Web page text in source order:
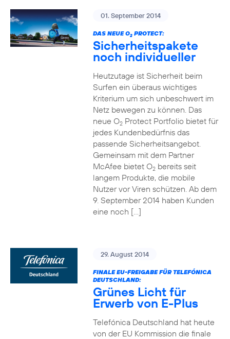
01. September 2014
DAS NEUE O2PROTECT:
Sicherheitspakete
noch individueller
Heutzutage ist Sicherheit beim
Surfen ein überaus wichtiges
Kriterium um sich unbeschwert im
Netz bewegen zu können. Das
neue O2Protect Portfolio bietet für
jedes Kundenbedürfnis das
passende Sicherheitsangebot.
Gemeinsam mit dem Partner
McAfee bietet O2bereits seit
langem Produkte, die mobile
Nutzer vor Viren schützen. Ab dem
9. September 2014 haben Kunden
eine noch […]
29. August 2014
FINALE EU-FREIGABE FÜR TELEFÓNICA
DEUTSCHLAND:
Grünes Licht für
Erwerb von E-Plus
Telefónica Deutschland hat heute
von der EU Kommission die finale